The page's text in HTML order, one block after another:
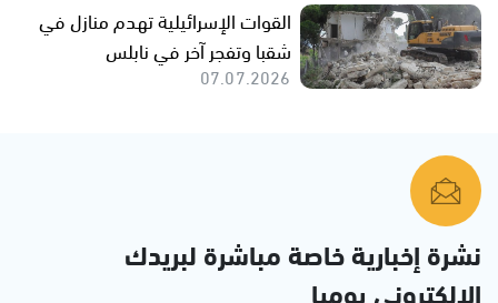
القوات الإسرائيلية تهدم منازل في
شقبا وتفجر آخر في نابلس
07.07.2026
نشرة إخبارية خاصة مباشرة لبريدك
الإلكتروني يوميا